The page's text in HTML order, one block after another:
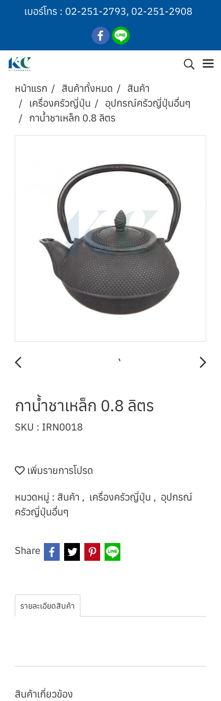
เบอร์โทร : 02-251-2793, 02-251-2908
หน้าแรก สินค้าทั้งหมด
สินค้า
เครื่องครัวญี่ปุ่น
อุปกรณ์ครัวญี่ปุ่นอื่นๆ
กาน้ำชาเหล็ก 0.8 ลิตร
กาน้ำชาเหล็ก 0.8 ลิตร
SKU : IRN0018
เพิ่มรายการโปรด
หมวดหมู่ : สินค้า , เครื่องครัวญี่ปุ่น , อุปกรณ์
ครัวญี่ปุ่นอื่นๆ
Share
รายละเอียดสินค้า
สินค้าเกี่ยวข้อง